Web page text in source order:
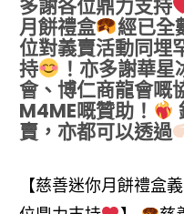
多謝各位鼎力支持
月餅禮盒 經已全
位對義賣活動同埋
持 ！亦多謝華
會、博仁商龍會嘅
M4ME嘅贊助！
賣，亦都可以透過
【慈善迷你月餅禮盒